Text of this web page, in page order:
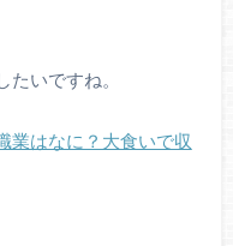
いですね。
業はなに？大食いで収